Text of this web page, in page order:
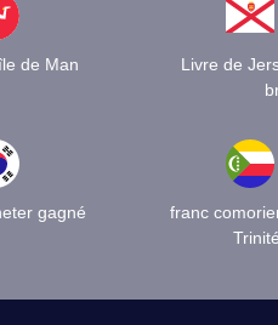
de Man
Livre de
gagné
franc